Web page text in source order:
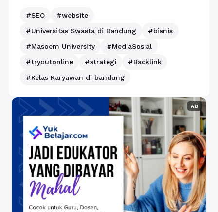
#SEO
#website
#Universitas Swasta di Bandung
#bisnis
#Masoem University
#MediaSosial
#tryoutonline
#strategi
#Backlink
#Kelas Karyawan di bandung
AD